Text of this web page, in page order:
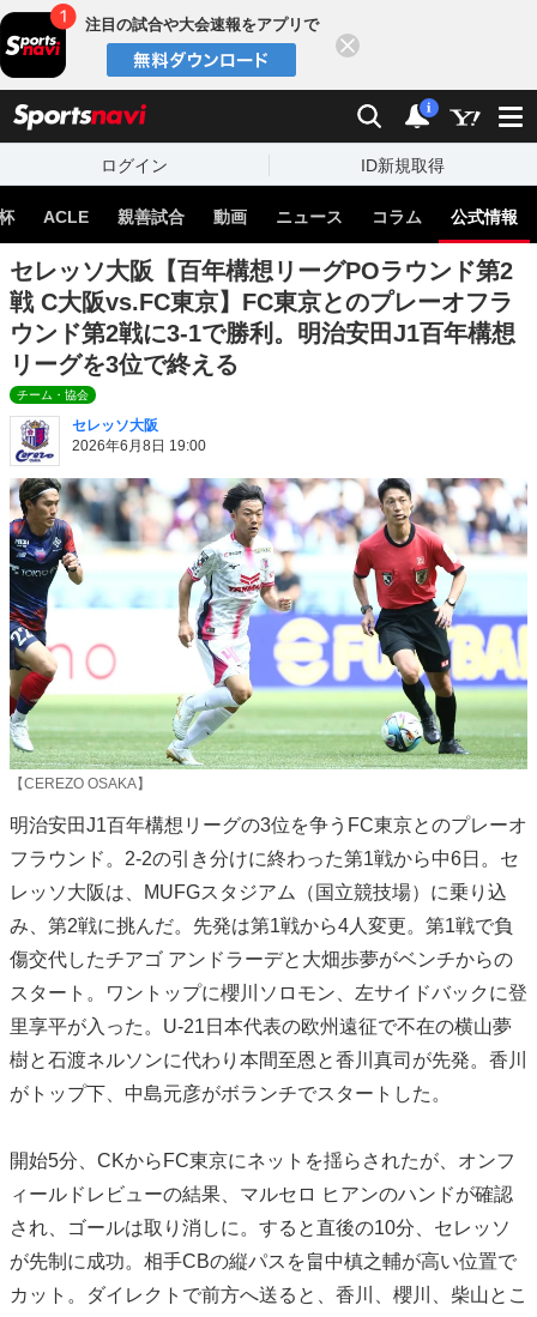
注目の試合や大会速報をアプリで
検索 通知
i
ログイン ID新規取得
ACLE 親善試合 動画 ニュース コラム 公式情報
セレッソ大阪【百年構想リーグPOラウンド第2
戦 C大阪vs.FC東京】FC東京とのプレーオフラ
ウンド第2戦に3-1で勝利。明治安田J1百年構想
リーグを3位で終える
チーム・協会
セレッソ大阪
2026年6月8日 19:00
【CEREZO OSAKA】
明治安田J1百年構想リーグの3位を争うFC東京とのプレーオ
フラウンド。2-2の引き分けに終わった第1戦から中6日。セ
レッソ大阪は、MUFGスタジアム（国立競技場）に乗り込
み、第2戦に挑んだ。先発は第1戦から4人変更。第1戦で負
傷交代したチアゴ アンドラーデと大畑歩夢がベンチからの
スタート。ワントップに櫻川ソロモン、左サイドバックに登
里享平が入った。U-21日本代表の欧州遠征で不在の横山夢
樹と石渡ネルソンに代わり本間至恩と香川真司が先発。香川
がトップ下、中島元彦がボランチでスタートした。
開始5分、CKからFC東京にネットを揺らされたが、オンフ
ィールドレビューの結果、マルセロ ヒアンのハンドが確認
され、ゴールは取り消しに。すると直後の10分、セレッソ
が先制に成功。相手CBの縦パスを畠中槙之輔が高い位置で
カット。ダイレクトで前方へ送ると、香川、櫻川、柴山とこ